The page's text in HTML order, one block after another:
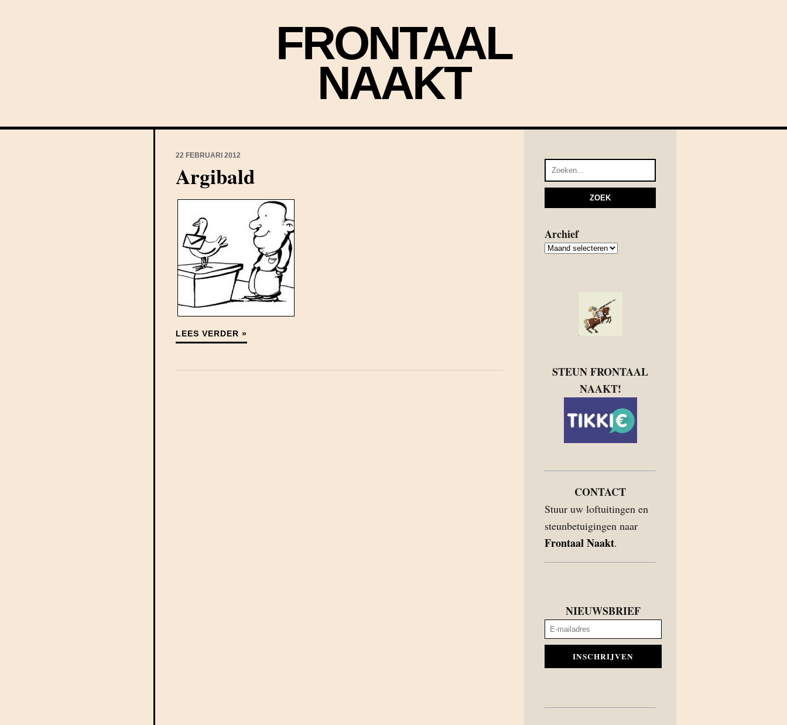
FRONTAAL
NAAKT
22 FEBRUARI 2012
Argibald
LEES VERDER »
Archief
Archief
STEUN FRONTAAL
NAAKT!
CONTACT
Stuur uw loftuitingen en
steunbetuigingen naar
Frontaal Naakt.
NIEUWSBRIEF
INSCHRIJVEN